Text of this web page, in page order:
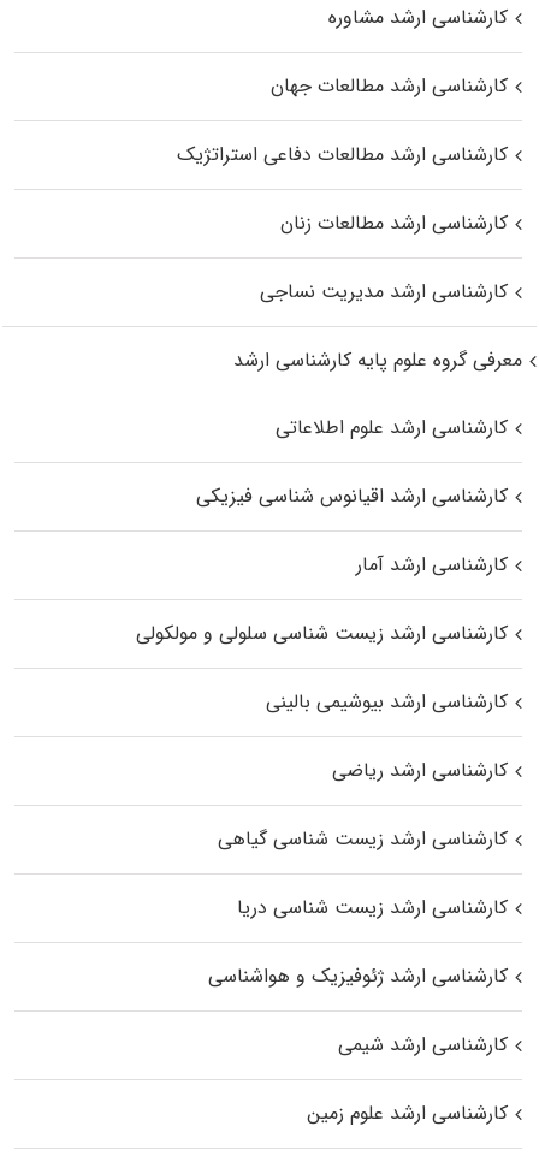
کارشناسی ارشد مشاوره
کارشناسی ارشد مطالعات جهان
کارشناسی ارشد مطالعات دفاعی استراتژیک
کارشناسی ارشد مطالعات زنان
کارشناسی ارشد مدیریت نساجی
معرفی گروه علوم پایه کارشناسی ارشد
کارشناسی ارشد علوم اطلاعاتی
کارشناسی ارشد اقیانوس‌ شناسی فیزیکی
کارشناسی ارشد آمار
کارشناسی ارشد زیست شناسی سلولی و مولکولی
کارشناسی ارشد بیوشیمی بالینی
کارشناسی ارشد ریاضی
کارشناسی ارشد زیست‌ شناسی گیاهی
کارشناسی ارشد زیست‌ شناسی دریا
کارشناسی ارشد ژئوفیزیک و هواشناسی
کارشناسی ارشد شیمی
کارشناسی ارشد علوم زمین